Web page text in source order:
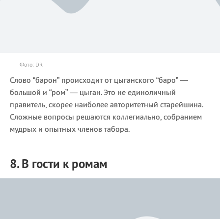
Фото: DR
Слово “барон” происходит от цыганского “баро” —
большой и “ром” — цыган. Это не единоличный
правитель, скорее наиболее авторитетный старейшина.
Сложные вопросы решаются коллегиально, собранием
мудрых и опытных членов табора.
8. В гости к ромам